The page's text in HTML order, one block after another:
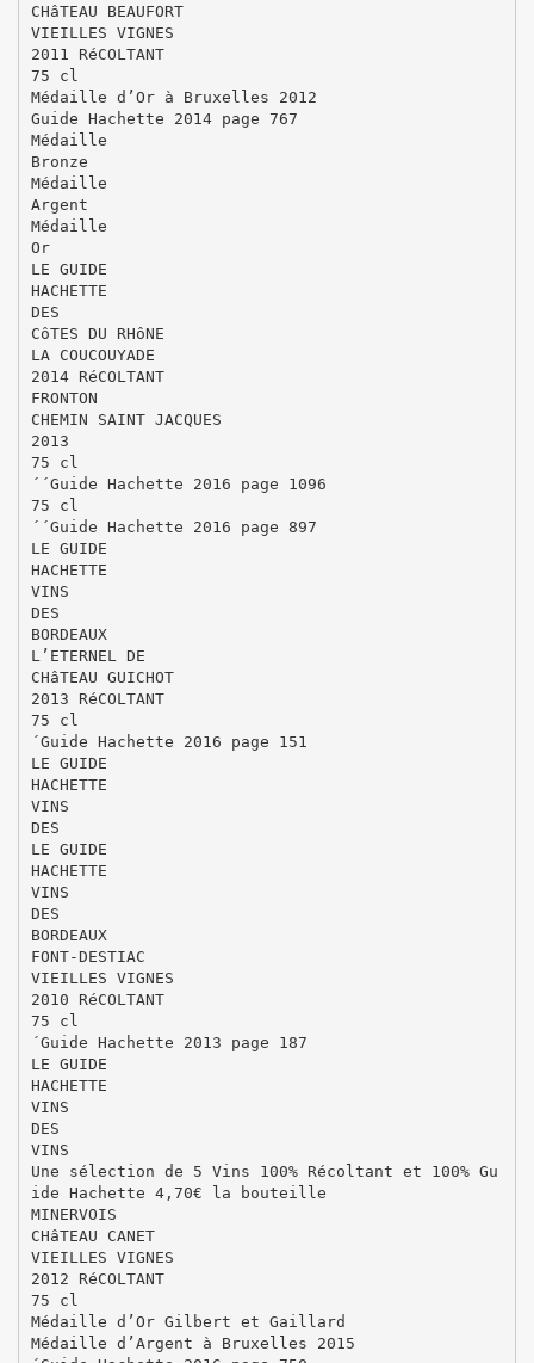
CHâTEAU BEAUFORT
VIEILLES VIGNES
2011 RéCOLTANT
75 cl
Médaille d’Or à Bruxelles 2012
Guide Hachette 2014 page 767
Médaille
Bronze
Médaille
Argent
Médaille
Or
LE GUIDE
HACHETTE
DES
CôTES DU RHôNE
LA COUCOUYADE
2014 RéCOLTANT
FRONTON
CHEMIN SAINT JACQUES
2013
75 cl
´´Guide Hachette 2016 page 1096
75 cl
´´Guide Hachette 2016 page 897
LE GUIDE
HACHETTE
VINS
DES
BORDEAUX
L’ETERNEL DE
CHâTEAU GUICHOT
2013 RéCOLTANT
75 cl
´Guide Hachette 2016 page 151
LE GUIDE
HACHETTE
VINS
DES
LE GUIDE
HACHETTE
VINS
DES
BORDEAUX
FONT-DESTIAC
VIEILLES VIGNES
2010 RéCOLTANT
75 cl
´Guide Hachette 2013 page 187
LE GUIDE
HACHETTE
VINS
DES
VINS
Une sélection de 5 Vins 100% Récoltant et 100% Gu
ide Hachette 4,70€ la bouteille
MINERVOIS
CHâTEAU CANET
VIEILLES VIGNES
2012 RéCOLTANT
75 cl
Médaille d’Or Gilbert et Gaillard
Médaille d’Argent à Bruxelles 2015